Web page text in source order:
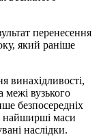
перенесення
який раніше
винахідливості,
межі вузького
безпосередніх
найширші маси
наслідки.